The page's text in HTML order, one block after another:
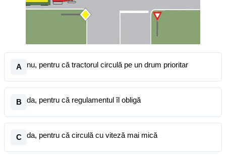
A nu, pentru că tractorul circulă pe un drum prioritar
B da, pentru că regulamentul îl obligă
C da, pentru că circulă cu viteză mai mică